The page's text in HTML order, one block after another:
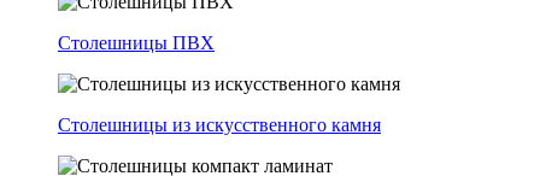
Столешницы ПВХ
Столешницы из искусственного камня